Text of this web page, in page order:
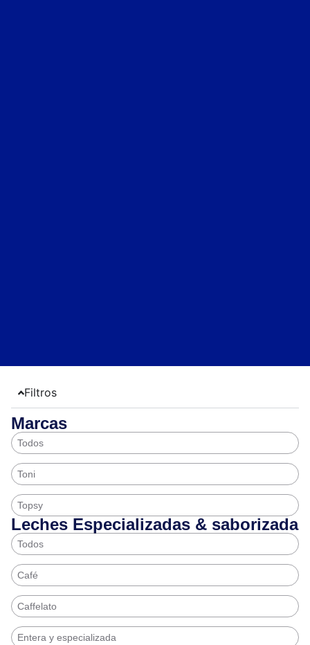
Filtros
Marcas
Todos
Toni
Topsy
Leches Especializadas & saborizada
Todos
Café
Caffelato
Entera y especializada